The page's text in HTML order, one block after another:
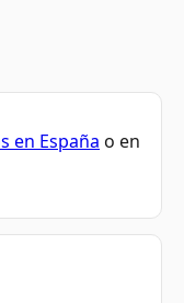
en España o en